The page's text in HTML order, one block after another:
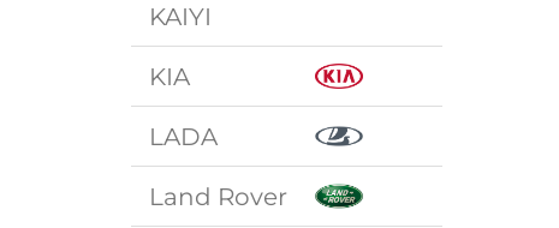
KAIYI
KIA
LADA
Land Rover